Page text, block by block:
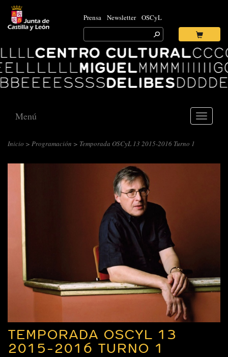
Prensa Newsletter OSCyL
Search
for:
Ok
Centro
Cultural
Miguel
Delibes
Toggle
Menú
Inicio > Programación > Temporada OSCyL 13 2015-2016 Turno 1
TEMPORADA OSCYL 13
2015-2016 TURNO 1